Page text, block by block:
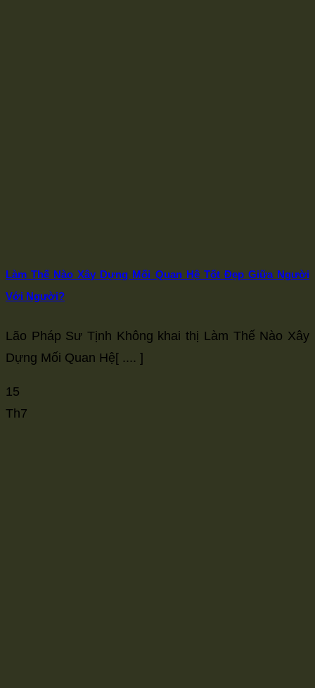
Làm Thế Nào Xây Dựng Mối Quan Hệ Tốt Đẹp Giữa Người
Với Người?
Lão Pháp Sư Tịnh Không khai thị Làm Thế Nào Xây
Dựng Mối Quan Hệ[ .... ]
15
Th7